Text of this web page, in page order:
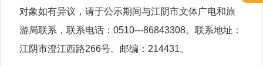
对象如有异议，请于公示期间与江阴市文体广电和旅
游局联系，联系电话：0510---86843308。联系地址：
江阴市澄江西路266号。邮编：214431。